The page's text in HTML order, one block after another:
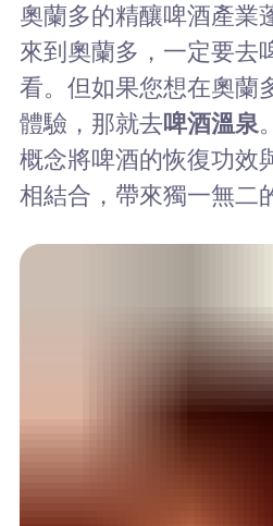
奧蘭多的精釀啤酒產業
來到奧蘭多，一定要去
看。但如果您想在奧蘭
體驗，那就去啤酒溫泉
概念將啤酒的恢復功效
相結合，帶來獨一無二